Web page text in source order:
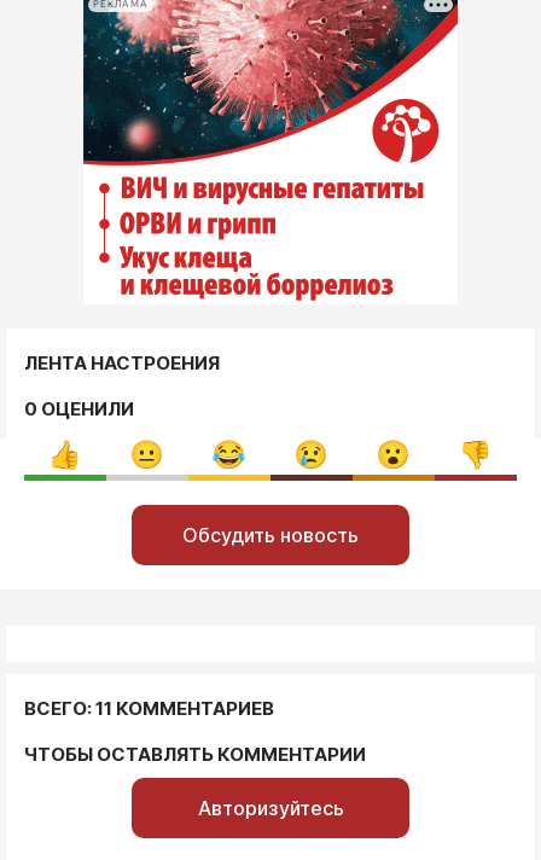
РЕКЛАМА
ЛЕНТА НАСТРОЕНИЯ
0 ОЦЕНИЛИ
Обсудить новость
ВСЕГО: 11 КОММЕНТАРИЕВ
ЧТОБЫ ОСТАВЛЯТЬ КОММЕНТАРИИ
Авторизуйтесь